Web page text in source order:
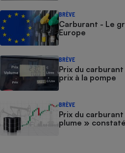
BRÈVE
Carburant - Le
Europe
BRÈVE
Prix du
prix à la pompe
BRÈVE
Prix du
plume »